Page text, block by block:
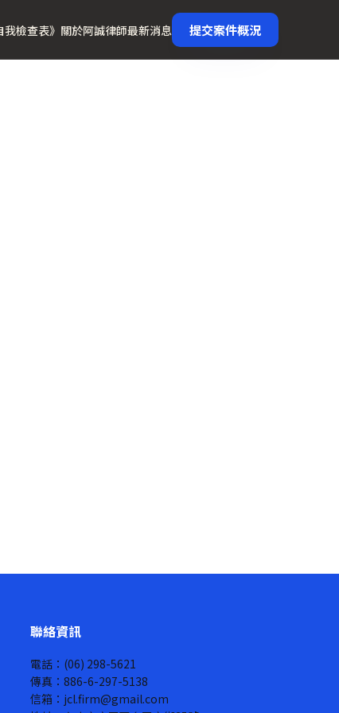
我檢查表》 關於阿誠律師最新消息 提交案件概況
聯絡資訊
電話：(06) 298-5621
傳真：886-6-297-5138
信箱：jcl.firm@gmail.com